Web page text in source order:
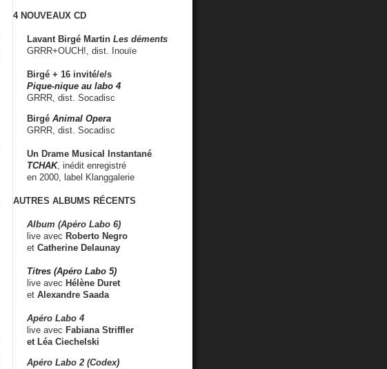
4 NOUVEAUX CD
Lavant Birgé Martin Les déments
GRRR+OUCH!, dist. Inouïe
Birgé + 16 invité/e/s
Pique-nique au labo 4
GRRR, dist. Socadisc
Birgé Animal Opera
GRRR, dist. Socadisc
Un Drame Musical Instantané
TCHAK, inédit enregistré
en 2000, label Klanggalerie
AUTRES ALBUMS RÉCENTS
Album (Apéro Labo 6)
live avec Roberto Negro
et Catherine Delaunay
Titres (Apéro Labo 5)
live avec Hélène Duret
et Alexandre Saada
Apéro Labo 4
live avec Fabiana Striffler
et Léa Ciechelski
Apéro Labo 2 (Codex)